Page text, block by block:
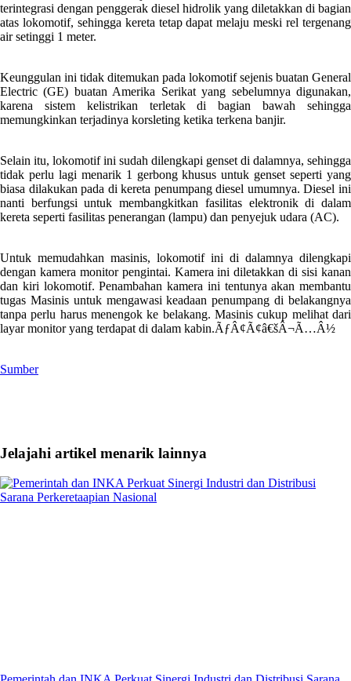
terintegrasi dengan penggerak diesel hidrolik yang diletakkan di bagian
atas lokomotif, sehingga kereta tetap dapat melaju meski rel tergenang
air setinggi 1 meter.
Keunggulan ini tidak ditemukan pada lokomotif sejenis buatan General
Electric (GE) buatan Amerika Serikat yang sebelumnya digunakan,
karena sistem kelistrikan terletak di bagian bawah sehingga
memungkinkan terjadinya korsleting ketika terkena banjir.
Selain itu, lokomotif ini sudah dilengkapi genset di dalamnya, sehingga
tidak perlu lagi menarik 1 gerbong khusus untuk genset seperti yang
biasa dilakukan pada di kereta penumpang diesel umumnya. Diesel ini
nanti berfungsi untuk membangkitkan fasilitas elektronik di dalam
kereta seperti fasilitas penerangan (lampu) dan penyejuk udara (AC).
Untuk memudahkan masinis, lokomotif ini di dalamnya dilengkapi
dengan kamera monitor pengintai. Kamera ini diletakkan di sisi kanan
dan kiri lokomotif. Penambahan kamera ini tentunya akan membantu
tugas Masinis untuk mengawasi keadaan penumpang di belakangnya
tanpa perlu harus menengok ke belakang. Masinis cukup melihat dari
layar monitor yang terdapat di dalam kabin.ÃƒÂ¢Ã¢â€šÂ¬Ã…Â½
Sumber
Jelajahi artikel menarik lainnya